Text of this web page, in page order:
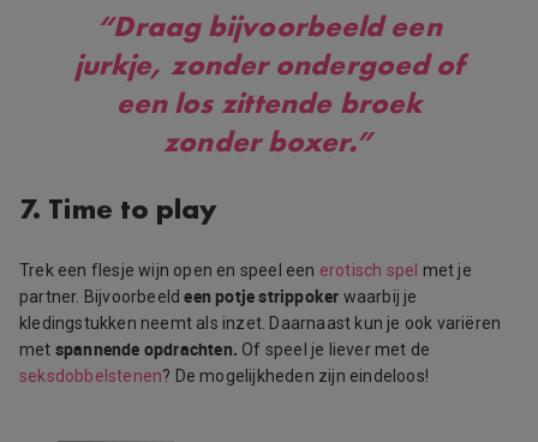
“Draag bijvoorbeeld een
jurkje, zonder ondergoed of
een los zittende broek
zonder boxer.”
7. Time to play
Trek een flesje wijn open en speel een erotisch spel met je
partner. Bijvoorbeeldeen potje strippoker waarbij je
kledingstukken neemt als inzet. Daarnaast kun je ook variëren
met spannende opdrachten. Of speel je liever met de
seksdobbelstenen? De mogelijkheden zijn eindeloos!